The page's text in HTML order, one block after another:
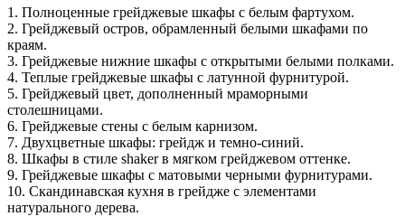
1. Полноценные грейджевые шкафы с белым фартухом.
2. Грейджевый остров, обрамленный белыми шкафами по
краям.
3. Грейджевые нижние шкафы с открытыми белыми полками.
4. Теплые грейджевые шкафы с латунной фурнитурой.
5. Грейджевый цвет, дополненный мраморными
столешницами.
6. Грейджевые стены с белым карнизом.
7. Двухцветные шкафы: грейдж и темно-синий.
8. Шкафы в стиле shaker в мягком грейджевом оттенке.
9. Грейджевые шкафы с матовыми черными фурнитурами.
10. Скандинавская кухня в грейдже с элементами
натурального дерева.